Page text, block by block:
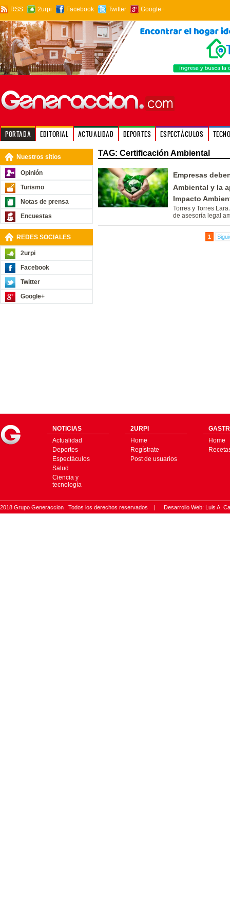
RSS 2urpi Facebook Twitter Google+
PORTADA EDITORIAL ACTUALIDAD DEPORTES ESPECTÁCULOS
Nuestros sitios
Opinión
Turismo
Notas de prensa
Encuestas
REDES SOCIALES
2urpi
Facebook
Twitter
Google+
TAG: Certificación Ambiental
Empresas
Ambiental y la
Impacto
Torres y Torres
de asesoría legal
1
NOTICIAS
Actualidad
Deportes
Espectáculos
Salud
Ciencia y
tecnología
2URPI
Home
Regístrate
Post de usuarios
Home
2018 Grupo Generaccion . Todos los derechos reservados | Desarrollo Web: Luis